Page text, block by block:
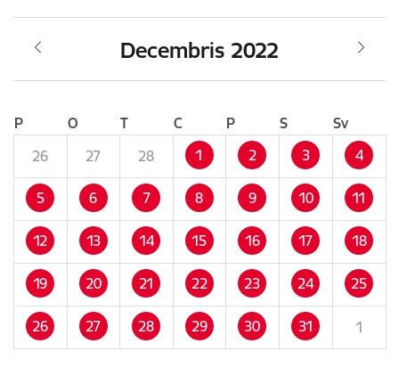
Decembris 2022
P O T C P S
Sv
26
27 28 1 2 3 4
5 6 7 8 9 10 11
12 13 14 15 16 17 18
19 20 21 22 23 24 25
26 27 28 29 30 31 1